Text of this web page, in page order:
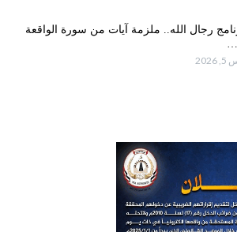
رجال الله.. ملزمة آيات من سورة الواقعة